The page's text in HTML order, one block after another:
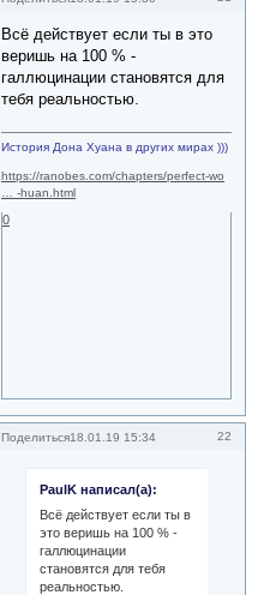
Всё действует если ты в это
веришь на 100 % -
галлюцинации становятся для
тебя реальностью.
История Дона Хуана в других мирах )))
https://ranobes.com/chapters/perfect-wo
… -huan.html
0
Поделиться 22
18.01.19 15:34
PaulK написал(а):
Всё действует если ты в
это веришь на 100 % -
галлюцинации
становятся для тебя
реальностью.